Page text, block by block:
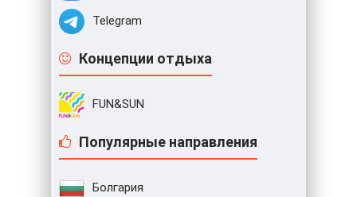
Telegram
Концепции отдыха
FUN&SUN
Популярные направления
Болгария